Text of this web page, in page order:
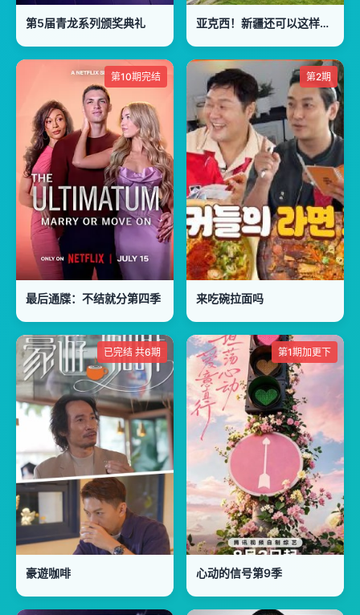
第5届青龙系列颁奖典礼 亚克西！新疆还可以这样玩！
第10期完结
最后通牒：不结就分第四季
第2期
来吃碗拉面吗
已完结 共6期
豪遊咖啡
第1期加更下
心动的信号第9季